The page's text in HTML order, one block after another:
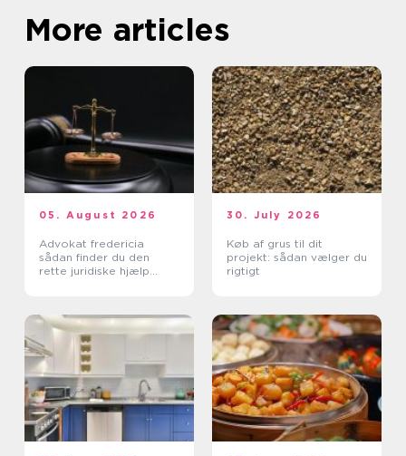
More articles
05. August 2026
Advokat fredericia
sådan finder du den
rette juridiske hjælp
30. July 2026
Køb af grus til dit
projekt: sådan vælger du
rigtigt